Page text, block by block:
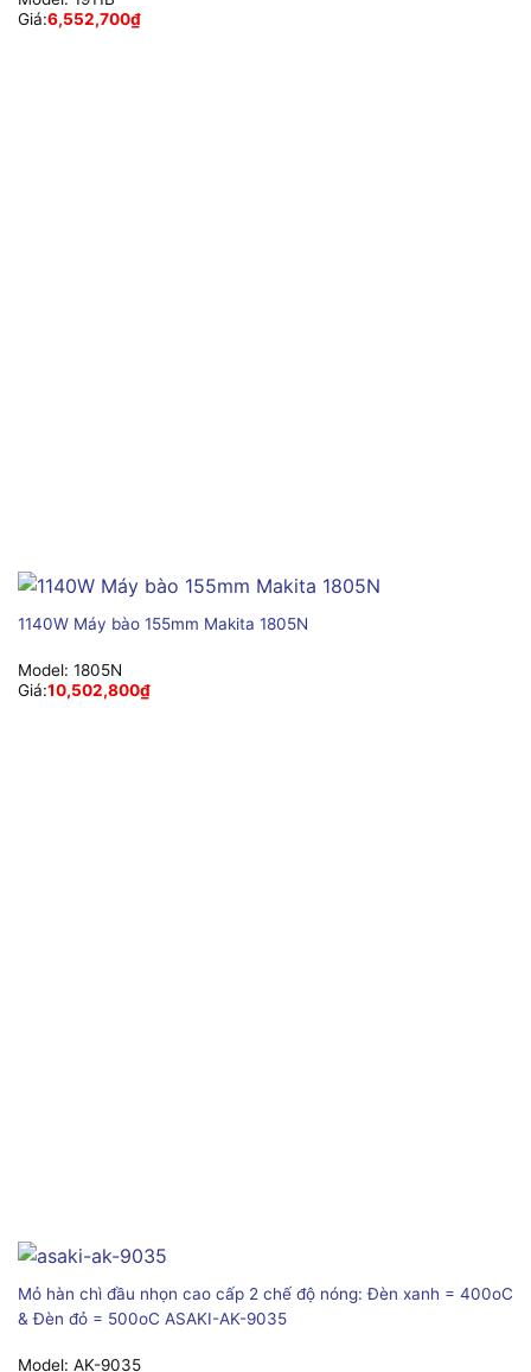
Giá:6,552,700₫
1140W Máy bào 155mm Makita 1805N
Model: 1805N
Giá:10,502,800₫
Mỏ hàn chì đầu nhọn cao cấp 2 chế độ nóng: Đèn xanh = 400oC
& Đèn đỏ = 500oC ASAKI-AK-9035
Model: AK-9035